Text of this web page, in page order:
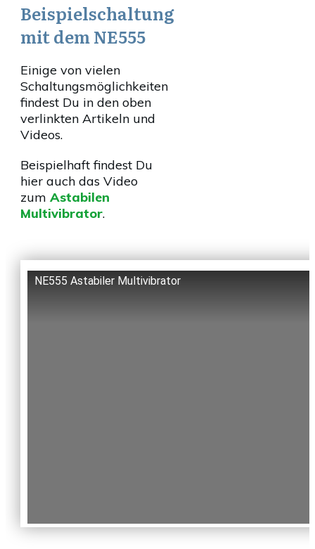
Beispielschaltung
mit dem NE555
Einige von vielen
Schaltungsmöglichkeiten
findest Du in den oben
verlinkten Artikeln und
Videos.
Beispielhaft findest Du
hier auch das Video
zum Astabilen
Multivibrator.
NE555 Astabiler Multivibrator